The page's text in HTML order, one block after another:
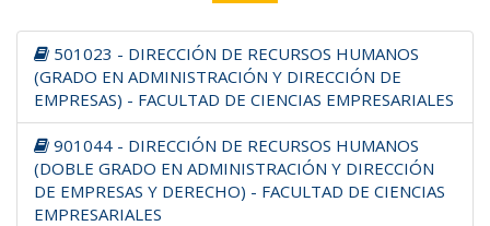
501023 - DIRECCIÓN DE RECURSOS HUMANOS
(GRADO EN ADMINISTRACIÓN Y DIRECCIÓN DE
EMPRESAS) - FACULTAD DE CIENCIAS EMPRESARIALES
901044 - DIRECCIÓN DE RECURSOS HUMANOS
(DOBLE GRADO EN ADMINISTRACIÓN Y DIRECCIÓN
DE EMPRESAS Y DERECHO) - FACULTAD DE CIENCIAS
EMPRESARIALES